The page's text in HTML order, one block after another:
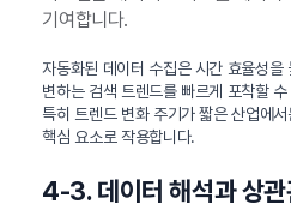
기여합니다.
자동화된 데이터 수집은 시간 효율성을
변하는 검색 트렌드를 빠르게 포착할
특히 트렌드 변화 주기가 짧은 산업에
핵심 요소로 작용합니다.
4-3. 데이터 해석과 상관